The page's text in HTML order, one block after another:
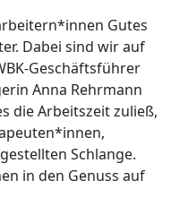
Gutes
Dabei sind wir auf
Geschäftsführer
Anna Rehrmann
die Arbeitszeit zuließ,
Schlange.
in den Genuss auf